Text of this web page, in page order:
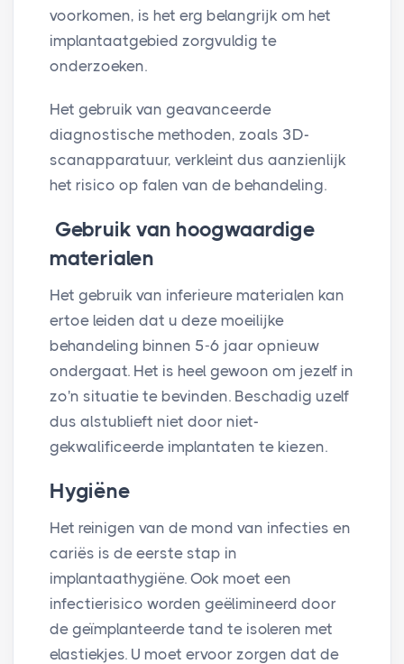
voorkomen, is het erg belangrijk om het
implantaatgebied zorgvuldig te
onderzoeken.
Het gebruik van geavanceerde
diagnostische methoden, zoals 3D-
scanapparatuur, verkleint dus aanzienlijk
het risico op falen van de behandeling.
Gebruik van hoogwaardige
materialen
Het gebruik van inferieure materialen kan
ertoe leiden dat u deze moeilijke
behandeling binnen 5-6 jaar opnieuw
ondergaat. Het is heel gewoon om jezelf in
zo'n situatie te bevinden. Beschadig uzelf
dus alstublieft niet door niet-
gekwalificeerde implantaten te kiezen.
Hygiëne
Het reinigen van de mond van infecties en
cariës is de eerste stap in
implantaathygiëne. Ook moet een
infectierisico worden geëlimineerd door
de geïmplanteerde tand te isoleren met
elastiekjes. U moet ervoor zorgen dat de